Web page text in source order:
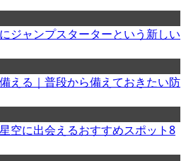
ジャンプスターターという新しい
える｜普段から備えておきたい防
空に出会えるおすすめスポット8